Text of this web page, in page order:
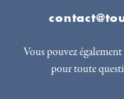
Vous pouvez
pour toute